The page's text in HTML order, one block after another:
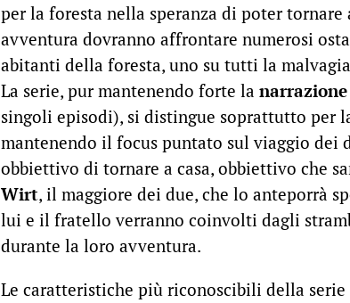
per la foresta nella speranza di poter tornare
avventura dovranno affrontare numerosi
abitanti della foresta, uno su tutti la
La serie, pur mantenendo forte la
singoli episodi), si distingue soprattutto per
mantenendo il focus puntato sul viaggio dei
obbiettivo di tornare a casa, obbiettivo che
Wirt, il maggiore dei due, che lo anteporrà
lui e il fratello verranno coinvolti dagli
durante la loro avventura.
Le caratteristiche più riconoscibili della serie